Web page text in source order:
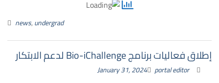
news,undergrad
إطلاق فعاليات برنامج Bio-iChallenge لدعم الابتكار
January 31, 2024 portal editor